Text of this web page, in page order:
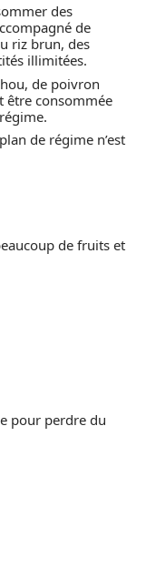
des
de
riz brun, des
illimitées.
de poivron
être consommée
de régime n’est
de fruits et
pour perdre du